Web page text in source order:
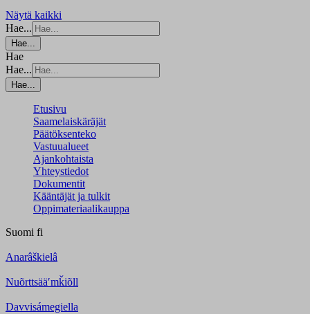
Näytä kaikki
Hae...
Hae...
Hae
Hae...
Hae...
Etusivu
Saamelaiskäräjät
Päätöksenteko
Vastuualueet
Ajankohtaista
Yhteystiedot
Dokumentit
Kääntäjät ja tulkit
Oppimateriaalikauppa
Suomi fi
Anarâškielâ
Nuõrttsääʹmǩiõll
Davvisámegiella